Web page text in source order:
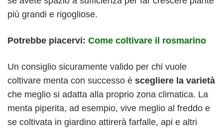
più grandi e rigogliose.
Potrebbe piacervi: Come coltivare il rosmarino
Un consiglio sicuramente valido per chi vuole
coltivare menta con successo è scegliere la varietà
che meglio si adatta alla proprio zona climatica. La
menta piperita, ad esempio, vive meglio al freddo e
se coltivata in giardino attirerà farfalle, api e altri